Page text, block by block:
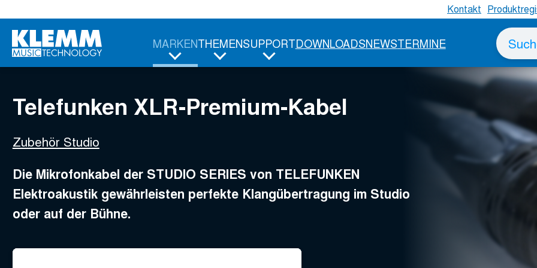
Hauptinhalt
Kontakt
MARKENTHEMENSUPPORTDOWNLOADSNEWSTERMINE
Suche
nach
Telefunken XLR-Premium-Kabel
ab53,95
Telefunken XLR-Premium-Kabel
Zubehör Studio
Die Mikrofonkabel der STUDIO SERIES von TELEFUNKEN
Elektroakustik gewährleisten perfekte Klangübertragung im Studio
oder auf der Bühne.